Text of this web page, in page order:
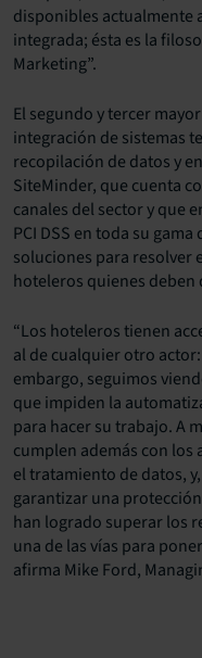
disponibles actualmente
integrada; ésta es la
Marketing”.
El segundo y tercer
integración de sistemas
recopilación de datos y
SiteMinder, que cuenta
canales del sector y que
PCI DSS en toda su
soluciones para resolver
hoteleros quienes deben
“Los hoteleros tienen
al de cualquier otro
embargo, seguimos
que impiden la
para hacer su trabajo. A
cumplen además con los
el tratamiento de datos,
garantizar una
han logrado superar los
una de las vías para
afirma Mike Ford,